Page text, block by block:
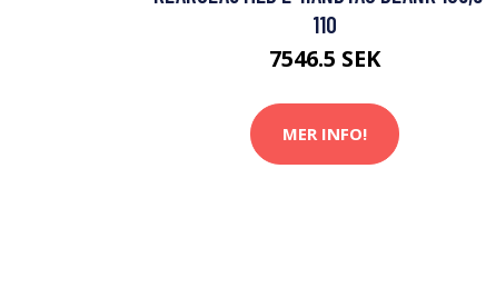
110
7546.5 SEK
MER INFO!